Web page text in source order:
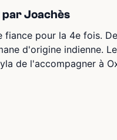
Joachès
fiance pour la 4e fois.
d'origine indienne.
de l'accompagner à